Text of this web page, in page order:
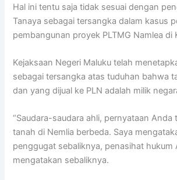
Hal ini tentu saja tidak sesuai dengan
Tanaya sebagai tersangka dalam kasus
pembangunan proyek PLTMG Namlea di
Kejaksaan Negeri Maluku telah
sebagai tersangka atas tuduhan bahwa
dan yang dijual ke PLN adalah milik
“Saudara-saudara ahli, pernyataan Anda
tanah di Nemlia berbeda. Saya
penggugat sebaliknya, penasihat hukum
mengatakan sebaliknya.